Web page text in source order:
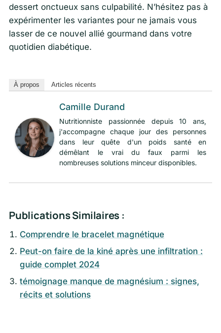
dessert onctueux sans culpabilité. N’hésitez pas à
expérimenter les variantes pour ne jamais vous
lasser de ce nouvel allié gourmand dans votre
quotidien diabétique.
À propos Articles récents
Camille Durand
Nutritionniste passionnée depuis 10 ans,
j'accompagne chaque jour des personnes
dans leur quête d'un poids santé en
démêlant le vrai du faux parmi les
nombreuses solutions minceur disponibles.
Publications Similaires :
Comprendre le bracelet magnétique
Peut-on faire de la kiné après une infiltration :
guide complet 2024
témoignage manque de magnésium : signes,
récits et solutions